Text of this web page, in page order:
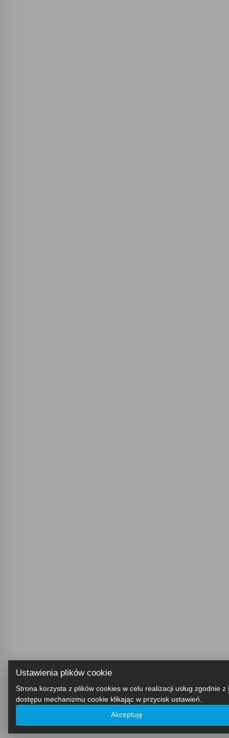
Ustawienia plików cookie
Strona korzysta z plików cookies w celu realizacji usług zgodnie z
dostępu mechanizmu cookie klikając w przycisk ustawień.
Akceptuję